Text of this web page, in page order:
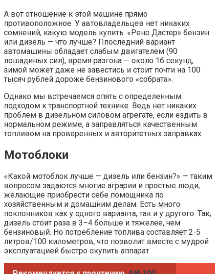
А вот отношение к этой машине прямо
противоположное. У автовладельцев нет никаких
сомнений, какую модель купить. «Рено Дастер» бензин
или дизель — что лучше? Ппоследний вариант
автомашины обладает слабым двигателем (90
лошадиных сил), время разгона — около 16 секунд,
зимой может даже не завестись и стоит почти на 100
тысяч рублей дороже бензинового «собрата».
Однако мы встречаемся опять с определенным
подходом к транспортной технике. Ведь нет никаких
проблем в дизельном силовом агрегате, если ездить в
нормальном режиме, а заправляться качественным
топливом на проверенных и авторитетных заправках.
Мотоблоки
«Какой мотоблок лучше — дизель или бензин?» — таким
вопросом задаются многие аграрии и простые люди,
желающие приобрести себе помощника по
хозяйственным и домашним делам. Есть много
поклонников как у одного варианта, так и у другого. Так,
дизель стоит раза в 3–4 больше и тяжелее, чем
бензиновый. Но потребление топлива составляет 2-5
литров/100 километров, что позволит вместе с мудрой
эксплуатацией быстро окупить аппарат.